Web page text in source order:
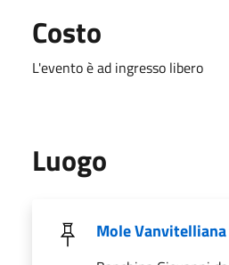
Costo
L'evento è ad ingresso libero
Luogo
Mole Vanvitelliana